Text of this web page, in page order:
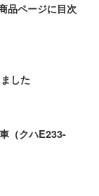
品ページに目次
した
（クハE233-